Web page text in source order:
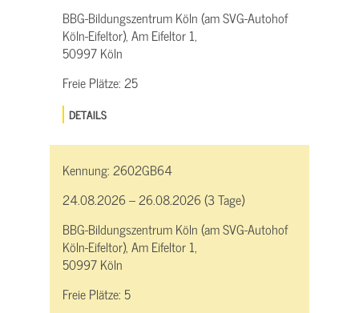
BBG-Bildungszentrum Köln (am SVG-Autohof
Köln-Eifeltor), Am Eifeltor 1,
50997 Köln
Freie Plätze:25
DETAILS
Kennung:2602GB64
24.08.2026 – 26.08.2026 (3 Tage)
BBG-Bildungszentrum Köln (am SVG-Autohof
Köln-Eifeltor), Am Eifeltor 1,
50997 Köln
Freie Plätze: 5